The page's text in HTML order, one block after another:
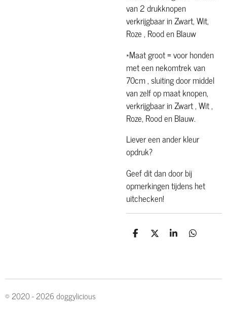
van 2 drukknopen
verkrijgbaar in Zwart, Wit,
Roze , Rood en Blauw
*Maat groot = voor honden
met een nekomtrek van
70cm , sluiting door middel
van zelf op maat knopen,
verkrijgbaar in Zwart , Wit ,
Roze, Rood en Blauw.
Liever een ander kleur
opdruk?
Geef dit dan door bij
opmerkingen tijdens het
uitchecken!
D D S D
© 2020 - 2026 doggylicious